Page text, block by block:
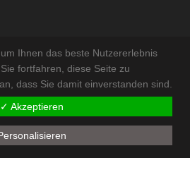
& ANFAHRT
IMPRESSUM
AKTUELLES
Ihnen das beste Nutzererlebnis
fortfahren, diese Seite zu
dass Sie damit einverstanden sind.
✓ Akzeptieren